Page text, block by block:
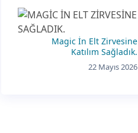
Magic İn Elt Zirvesine
Katılım Sağladık.
22 Mayıs 2026